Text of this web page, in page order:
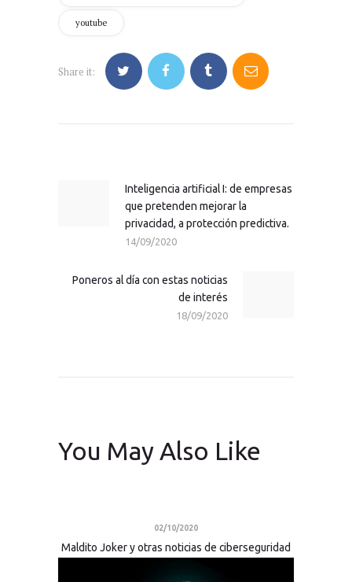
youtube
Share it:
entradasPrevious
post:
Inteligencia artificial I: de empresas
que pretenden mejorar la
privacidad, a protección predictiva.
14/09/2020
Poneros al día con estas noticias
de interés
18/09/2020
You May Also Like
02/10/2020
Maldito Joker y otras noticias de ciberseguridad